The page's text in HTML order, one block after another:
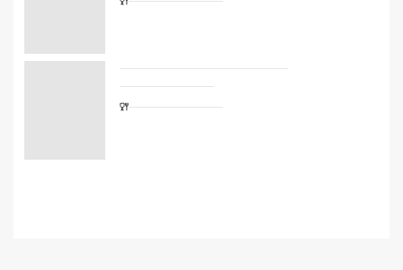
Сетевые отели Египта
Сетевые отели ОАЭ